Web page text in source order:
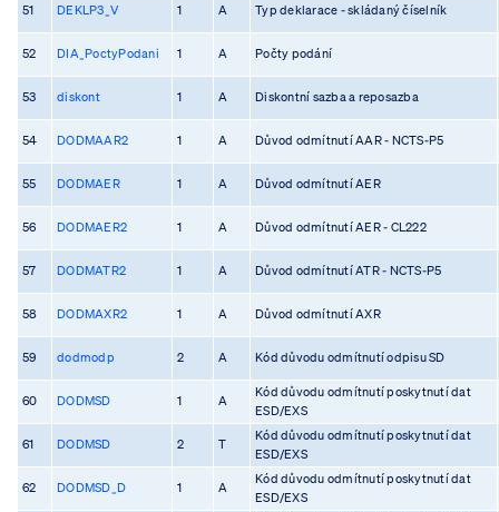
51 DEKLP3_V 1 A Typ deklarace - skládaný číselník
52 DIA_PoctyPodani 1 A Počty podání
53 diskont 1 A Diskontní sazba a reposazba
54 DODMAAR2 1 A Důvod odmítnutí AAR - NCTS-P5
55 DODMAER 1 A Důvod odmítnutí AER
56 DODMAER2 1 A Důvod odmítnutí AER - CL222
57 DODMATR2 1 A Důvod odmítnutí ATR - NCTS-P5
58 DODMAXR2 1 A Důvod odmítnutí AXR
59 dodmodp 2 A Kód důvodu odmítnutí odpisu SD
60 DODMSD 1 A
Kód důvodu odmítnutí poskytnutí dat
ESD/EXS
61 DODMSD 2 T
Kód důvodu odmítnutí poskytnutí dat
ESD/EXS
62 DODMSD_D 1 A
Kód důvodu odmítnutí poskytnutí dat
ESD/EXS